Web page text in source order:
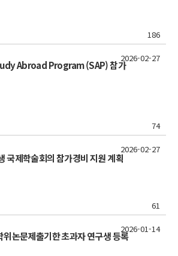
186
Abroad Program (SAP) 참가
74
2026-02-27
국제학술회의 참가경비 지원 계획
61
2026-02-27
논문제출기한 초과자 연구생 등록
2026-01-14